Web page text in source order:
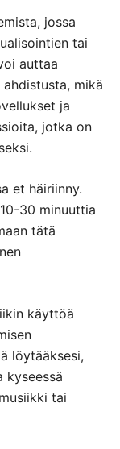
jossa
tai
auttaa
mikä
ja
jotka on
et häiriinny.
30 minuuttia
tätä
käyttöä
löytääksesi,
kyseessä
tai